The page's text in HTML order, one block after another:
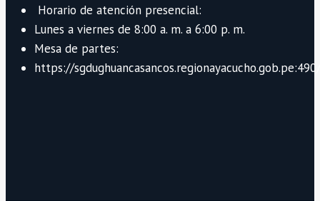
Horario de atención presencial:
Lunes a viernes de 8:00 a. m. a 6:00 p. m.
Mesa de partes:
https://